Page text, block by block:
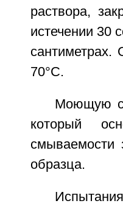
раствора,
истечении 30
сантиметрах.
70°С.
Моющую
который
смываемости
образца.